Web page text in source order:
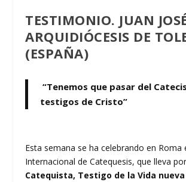
TESTIMONIO. JUAN
ARQUIDIÓCESIS DE
(ESPAÑA)
“Tenemos que pasar del
testigos de Cristo”
Esta semana se ha celebrando en Roma
Internacional de Catequesis, que lleva
Catequista, Testigo de la Vida nueva